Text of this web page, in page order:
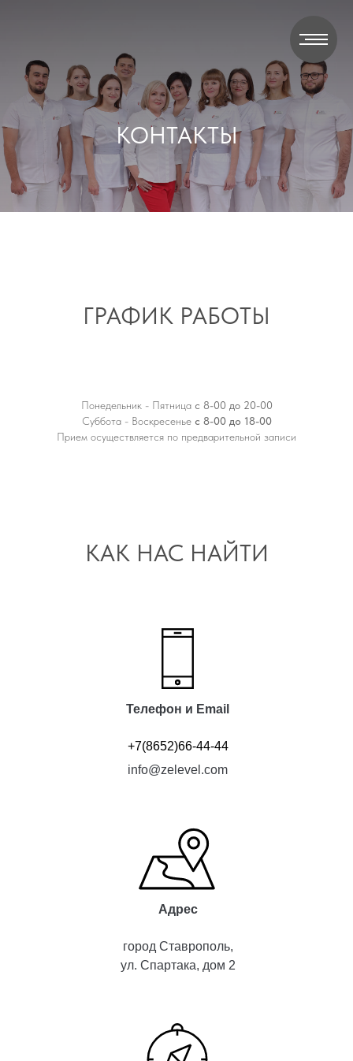
КОНТАКТЫ
ГРАФИК РАБОТЫ
Понедельник - Пятница с 8-00 до 20-00
Суббота - Воскресенье с 8-00 до 18-00
Прием осуществляется по предварительной записи
КАК НАС НАЙТИ
Телефон и Email
Адрес
+7(8652)66-44-44
город Ставрополь,
ул. Спартака, дом 2
info@zelevel.com